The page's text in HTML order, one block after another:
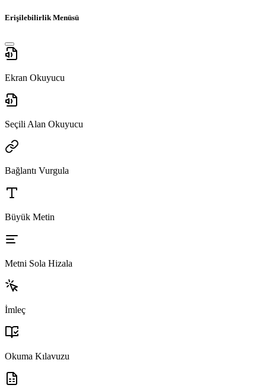
Erişilebilirlik Menüsü
Ekran Okuyucu
Seçili Alan Okuyucu
Bağlantı Vurgula
Büyük Metin
Metni Sola Hizala
İmleç
Okuma Kılavuzu